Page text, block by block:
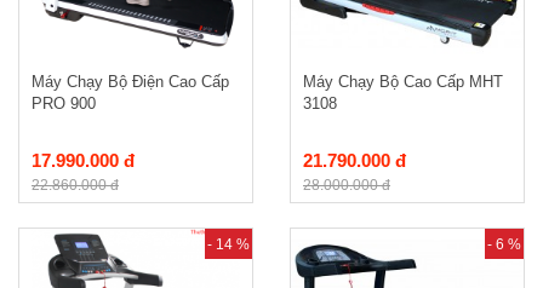
Máy Chạy Bộ Điện Cao Cấp
PRO 900
17.990.000 đ
22.860.000 đ
Máy Chạy Bộ Cao Cấp MHT
3108
21.790.000 đ
28.000.000 đ
- 14 % - 6 %